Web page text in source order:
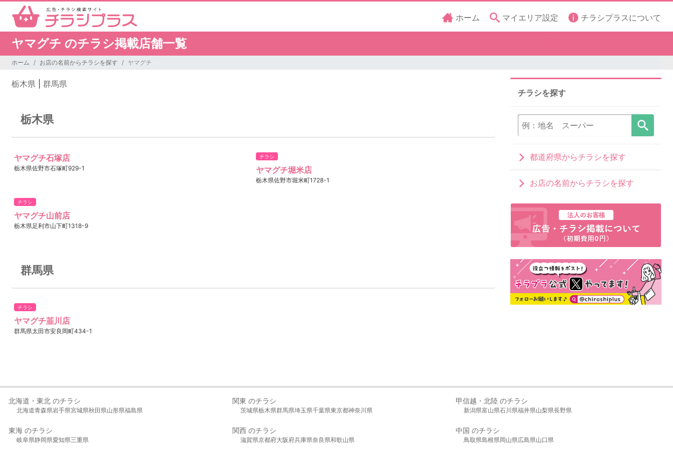
ホーム マイエリア設定 チラシプラスについて
ヤマグチ のチラシ掲載店舗一覧
ホーム お店の名前からチラシを探す ヤマグチ
栃木県 群馬県
栃木県
ヤマグチ石塚店
栃木県佐野市石塚町929-1
チラシ
ヤマグチ堀米店
栃木県佐野市堀米町1728-1
チラシ
ヤマグチ山前店
栃木県足利市山下町1318-9
群馬県
チラシ
ヤマグチ韮川店
群馬県太田市安良岡町434-1
チラシを探す
都道府県からチラシを探す
お店の名前からチラシを探す
北海道・東北 のチラシ
北海道青森県岩手県宮城県秋田県山形県福島県
関東 のチラシ
茨城県栃木県群馬県埼玉県千葉県東京都神奈川県
甲信越・北陸 のチラシ
新潟県富山県石川県福井県山梨県長野県
東海 のチラシ
岐阜県静岡県愛知県三重県
関西 のチラシ
滋賀県京都府大阪府兵庫県奈良県和歌山県
中国 のチラシ
鳥取県島根県岡山県広島県山口県